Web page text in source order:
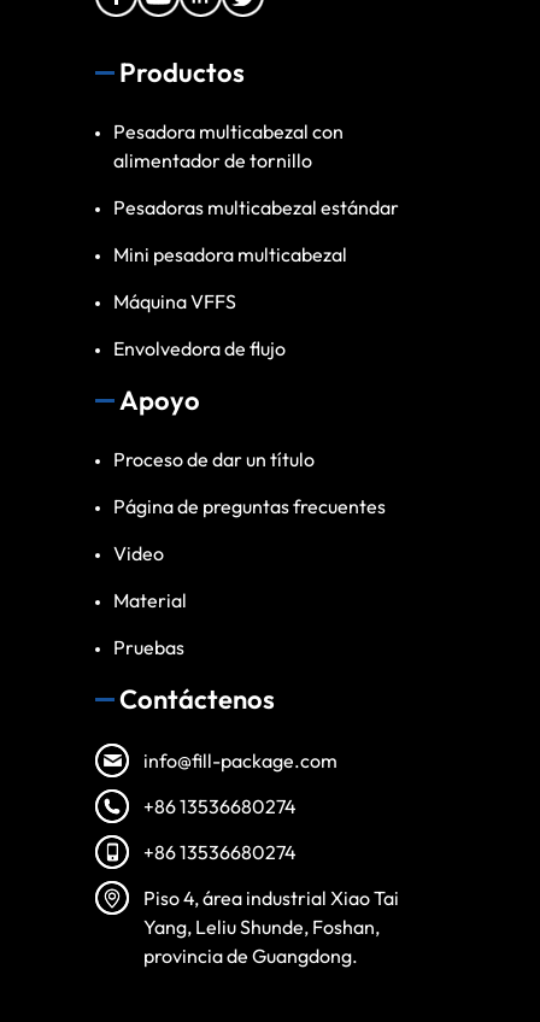
Productos
Pesadora multicabezal con
alimentador de tornillo
Pesadoras multicabezal estándar
Mini pesadora multicabezal
Máquina VFFS
Envolvedora de flujo
Apoyo
Proceso de dar un título
Página de preguntas frecuentes
Video
Material
Pruebas
Contáctenos
info@fill-package.com
+86 13536680274
+86 13536680274
Piso 4, área industrial Xiao Tai
Yang, Leliu Shunde, Foshan,
provincia de Guangdong.